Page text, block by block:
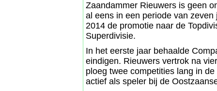
Zaandammer Rieuwers is geen
al eens in een periode van
2014 de promotie naar de
Superdivisie.
In het eerste jaar behaalde
eindigen. Rieuwers vertrok na
ploeg twee competities lang in
actief als speler bij de